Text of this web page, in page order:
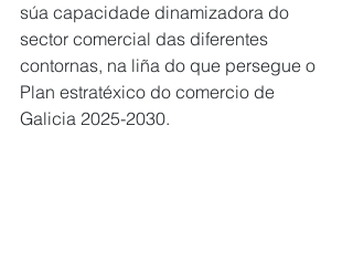
súa capacidade dinamizadora do
sector comercial das diferentes
contornas, na liña do que persegue o
Plan estratéxico do comercio de
Galicia 2025-2030.